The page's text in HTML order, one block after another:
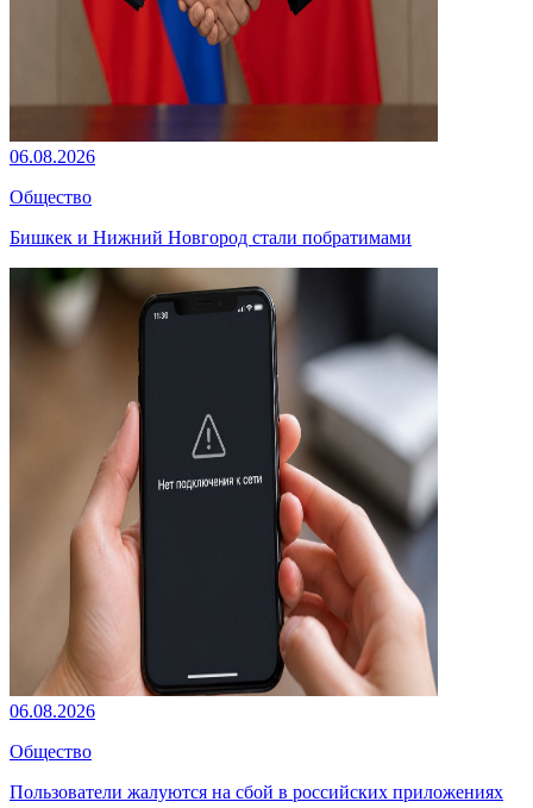
06.08.2026
Общество
Бишкек и Нижний Новгород стали побратимами
06.08.2026
Общество
Пользователи жалуются на сбой в российских приложениях